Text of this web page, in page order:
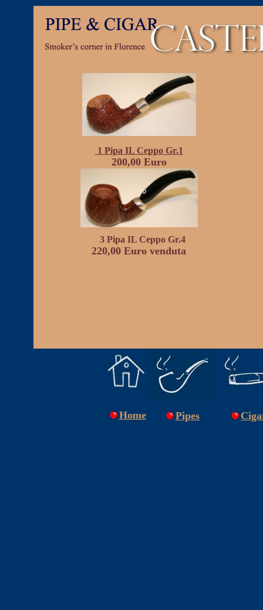
1 Pipa IL Ceppo Gr.1
200,00 Euro
3 Pipa IL Ceppo Gr.4
220,00 Euro venduta
Home Pipes